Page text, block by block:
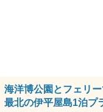
海洋博公園とフェリ
最北の伊平屋島1泊プ